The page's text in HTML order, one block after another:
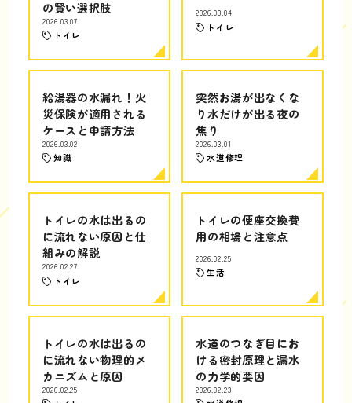
の賢い選択肢
2026.03.07
トイレ
2026.03.04
トイレ
給湯器の水漏れ！火
災保険が適用される
ケースと申請方法
2026.03.02
知識
突然お湯が出なくな
り水だけが出る夜の
焦り
2026.03.01
水道修理
トイレの水は出るの
に流れない原因と仕
組みの解説
2026.02.27
トイレ
トイレの便座交換費
用の相場と注意点
2026.02.25
生活
トイレの水は出るの
に流れない物理的メ
カニズムと原因
2026.02.25
水道のつなぎ目にお
ける密封原理と漏水
の力学的要因
2026.02.23